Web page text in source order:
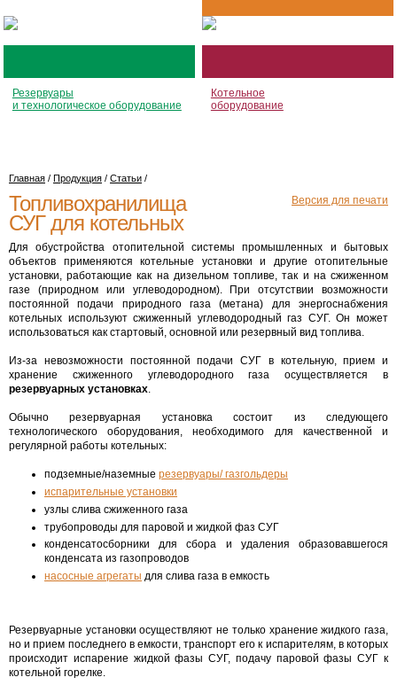
Резервуары
и технологическое оборудование
Котельное
оборудование
Главная / Продукция / Статьи /
Версия для печати
Топливохранилища
СУГ для котельных
Для обустройства отопительной системы промышленных и бытовых
объектов применяются котельные установки и другие отопительные
установки, работающие как на дизельном топливе, так и на сжиженном
газе (природном или углеводородном). При отсутствии возможности
постоянной подачи природного газа (метана) для энергоснабжения
котельных используют сжиженный углеводородный газ СУГ. Он может
использоваться как стартовый, основной или резервный вид топлива.
Из-за невозможности постоянной подачи СУГ в котельную, прием и
хранение сжиженного углеводородного газа осуществляется в
резервуарных установках.
Обычно резервуарная установка состоит из следующего
технологического оборудования, необходимого для качественной и
регулярной работы котельных:
подземные/наземные резервуары/ газгольдеры
испарительные установки
узлы слива сжиженного газа
трубопроводы для паровой и жидкой фаз СУГ
конденсатосборники для сбора и удаления образовавшегося
конденсата из газопроводов
насосные агрегаты для слива газа в емкость
Резервуарные установки осуществляют не только хранение жидкого газа,
но и прием последнего в емкости, транспорт его к испарителям, в которых
происходит испарение жидкой фазы СУГ, подачу паровой фазы СУГ к
котельной горелке.